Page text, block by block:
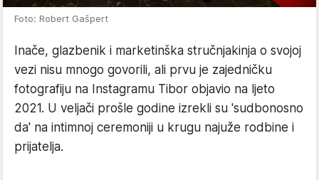
Foto: Robert Gašpert
Inače, glazbenik i marketinška stručnjakinja o svojoj
vezi nisu mnogo govorili, ali prvu je zajedničku
fotografiju na Instagramu Tibor objavio na ljeto
2021. U veljači prošle godine izrekli su 'sudbonosno
da' na intimnoj ceremoniji u krugu najuže rodbine i
prijatelja.